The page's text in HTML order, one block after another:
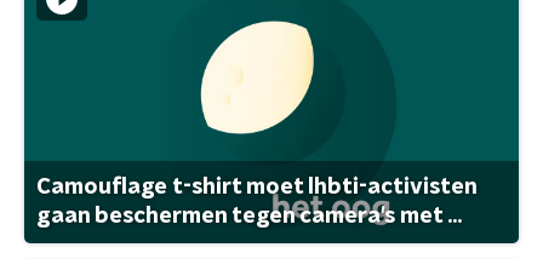
Camouflage t-shirt moet lhbti-activisten
gaan beschermen tegen camera's met ...